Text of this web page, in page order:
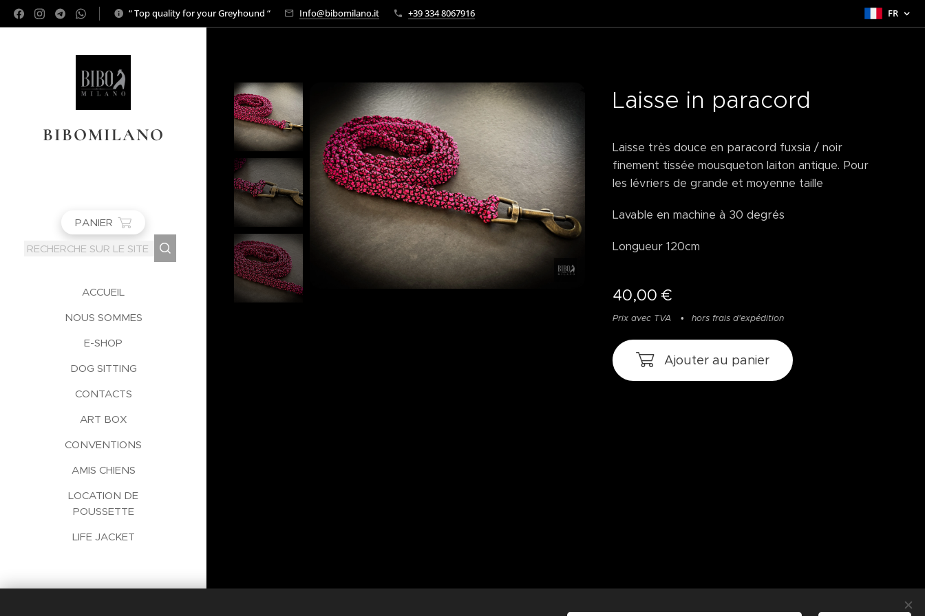
“ Top quality for your Greyhound “ Info@bibomilano.it +39 334 8067916 FR
BIBOMILANO
PANIER
ACCUEIL
NOUS SOMMES
E-SHOP
DOG SITTING
CONTACTS
ART BOX
CONVENTIONS
AMIS CHIENS
LOCATION DE
POUSSETTE
LIFE JACKET
Laisse in paracord
Laisse très douce en paracord fuxsia / noir
finement tissée mousqueton laiton antique. Pour
les lévriers de grande et moyenne taille
Lavable en machine à 30 degrés
Longueur 120cm
40,00 €
Prix avec TVA hors frais d'expédition
Ajouter au panier